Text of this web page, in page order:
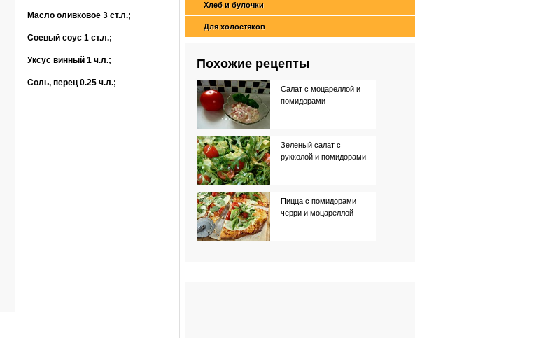
Масло оливковое 3 ст.л.;
Соевый соус 1 ст.л.;
Уксус винный 1 ч.л.;
Соль, перец 0.25 ч.л.;
Хлеб и булочки
Для холостяков
Похожие рецепты
Салат с моцареллой и
помидорами
Зеленый салат с
рукколой и помидорами
Пицца с помидорами
черри и моцареллой